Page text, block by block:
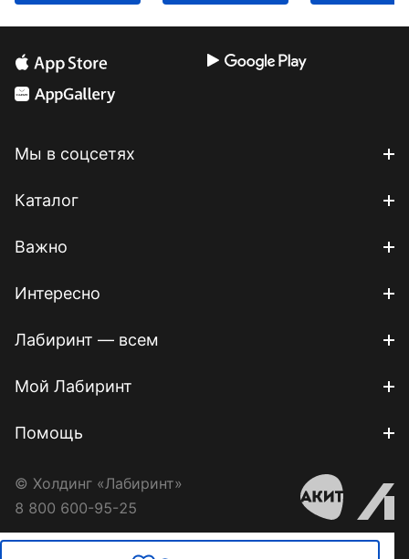
Мы в соцсетях
Каталог
Важно
Интересно
Лабиринт — всем
Мой Лабиринт
Помощь
© Холдинг «Лабиринт»
8 800 600-95-25